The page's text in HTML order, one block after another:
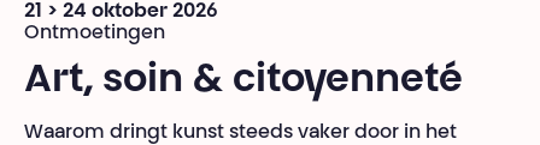
21 > 24 oktober 2026
Ontmoetingen
Art, soin & citoyenneté
Waarom dringt kunst steeds vaker door in het